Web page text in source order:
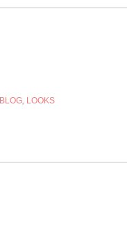
BLOG, LOOKS